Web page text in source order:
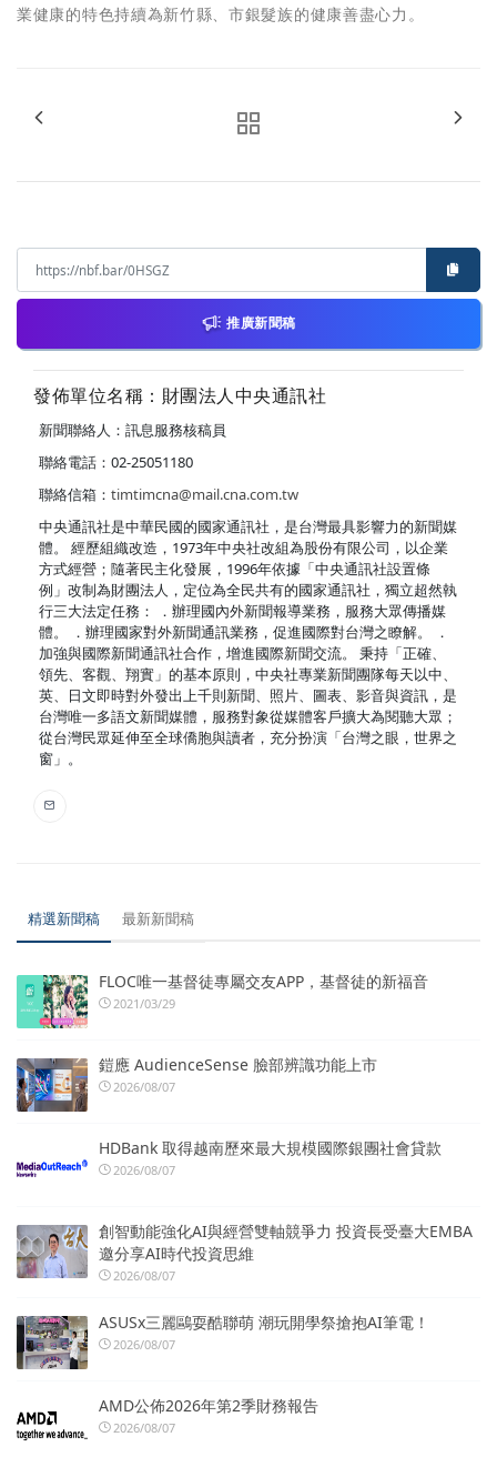
業健康的特色持續為新竹縣、市銀髮族的健康善盡心力。
推廣新聞稿
發佈單位名稱：財團法人中央通訊社
新聞聯絡人：訊息服務核稿員
聯絡電話：02-25051180
聯絡信箱： timtimcna@mail.cna.com.tw
中央通訊社是中華民國的國家通訊社，是台灣最具影響力的新聞媒
體。 經歷組織改造，1973年中央社改組為股份有限公司，以企業
方式經營；隨著民主化發展，1996年依據「中央通訊社設置條
例」改制為財團法人，定位為全民共有的國家通訊社，獨立超然執
行三大法定任務： ．辦理國內外新聞報導業務，服務大眾傳播媒
體。 ．辦理國家對外新聞通訊業務，促進國際對台灣之瞭解。 ．
加強與國際新聞通訊社合作，增進國際新聞交流。 秉持「正確、
領先、客觀、翔實」的基本原則，中央社專業新聞團隊每天以中、
英、日文即時對外發出上千則新聞、照片、圖表、影音與資訊，是
台灣唯一多語文新聞媒體，服務對象從媒體客戶擴大為閱聽大眾；
從台灣民眾延伸至全球僑胞與讀者，充分扮演「台灣之眼，世界之
窗」。
精選新聞稿 最新新聞稿
FLOC唯一基督徒專屬交友APP，基督徒的新福音
2021/03/29
鎧應 AudienceSense 臉部辨識功能上市
2026/08/07
HDBank 取得越南歷來最大規模國際銀團社會貸款
2026/08/07
創智動能強化AI與經營雙軸競爭力 投資長受臺大EMBA
邀分享AI時代投資思維
2026/08/07
ASUSx三麗鷗耍酷聯萌 潮玩開學祭搶抱AI筆電！
2026/08/07
AMD公佈2026年第2季財務報告
2026/08/07